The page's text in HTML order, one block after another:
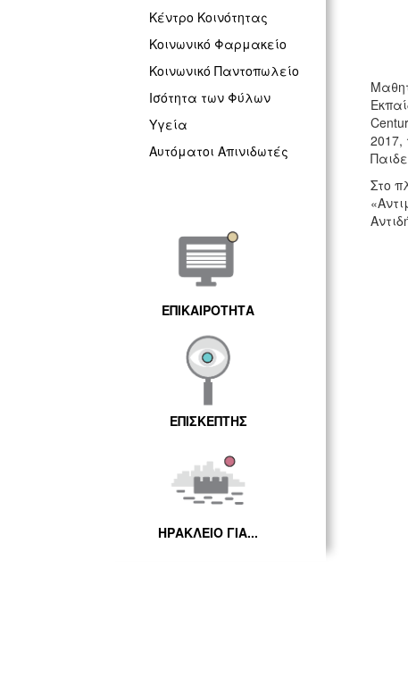
Κέντρο Κοινότητας
Κοινωνικό Φαρμακείο
Κοινωνικό Παντοπωλείο
Ισότητα των Φύλων
Υγεία
Αυτόματοι Απινιδωτές
ΕΠΙΚΑΙΡΟΤΗΤΑ
ΕΠΙΣΚΕΠΤΗΣ
ΗΡΑΚΛΕΙΟ ΓΙΑ...
2017,
Στο